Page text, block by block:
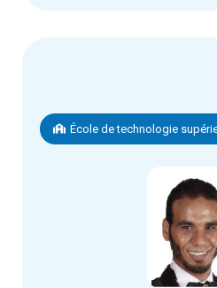
École de technologie